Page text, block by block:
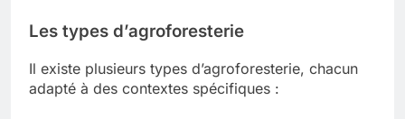
Les types d’agroforesterie
Il existe plusieurs types d’agroforesterie, chacun
adapté à des contextes spécifiques :